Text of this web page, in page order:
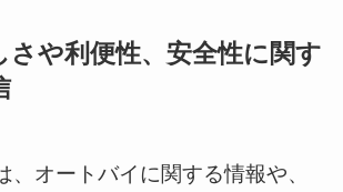
さや利便性、安全性に関す
、オートバイに関する情報や、